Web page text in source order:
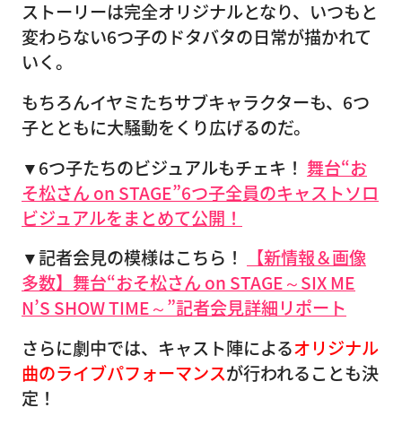
ストーリーは完全オリジナルとなり、いつもと
変わらない6つ子のドタバタの日常が描かれて
いく。
もちろんイヤミたちサブキャラクターも、6つ
子とともに大騒動をくり広げるのだ。
▼6つ子たちのビジュアルもチェキ！ 舞台“お
そ松さん on STAGE”6つ子全員のキャストソロ
ビジュアルをまとめて公開！
▼記者会見の模様はこちら！
【新情報＆画像
多数】舞台“おそ松さん on STAGE～SIX ME
N’S SHOW TIME～”記者会見詳細リポート
さらに劇中では、キャスト陣によるオリジナル
曲のライブパフォーマンスが行われることも決
定！